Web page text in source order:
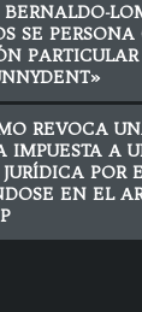
SE
REVOCA
IMPUESTA A
POR
EN EL